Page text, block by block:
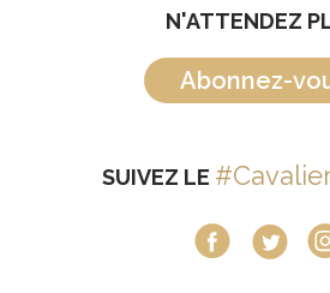
N'ATTENDEZ
Abonnez-
SUIVEZ LE